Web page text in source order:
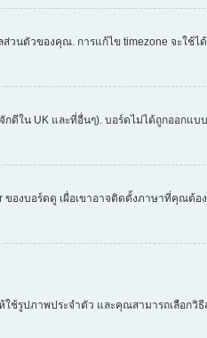
นตัวของคุณ. การแก้ไข timezone จะใ
ดีใน UK และที่อื่นๆ). บอร์ดไม่ได้ถูกออกแ
องบอร์ดดู เผื่อเขาอาจติดตั้งภาษาที่คุณ
รูปภาพประจำตัว และคุณสามารถเลือก